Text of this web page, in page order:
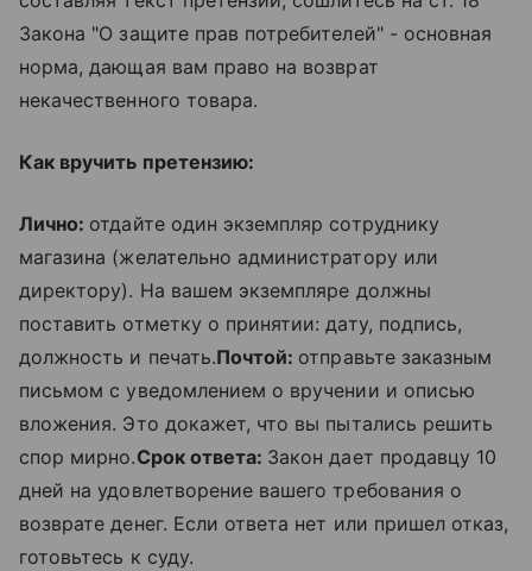
Закона "О защите прав потребителей" - основная
норма, дающая вам право на возврат
некачественного товара.
Как вручить претензию:
Лично: отдайте один экземпляр сотруднику
магазина (желательно администратору или
директору). На вашем экземпляре должны
поставить отметку о принятии: дату, подпись,
должность и печать.Почтой: отправьте заказным
письмом с уведомлением о вручении и описью
вложения. Это докажет, что вы пытались решить
спор мирно.Срок ответа: Закон дает продавцу 10
дней на удовлетворение вашего требования о
возврате денег. Если ответа нет или пришел отказ,
готовьтесь к суду.